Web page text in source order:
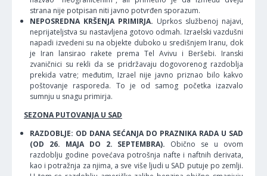
strana nije potpisan niti javno potvrđen sporazum.
NEPOSREDNA KRŠENJA PRIMIRJA. Uprkos službenoj najavi,
neprijateljstva su nastavljena gotovo odmah. Izraelski vazdušni
napadi izvedeni su na objekte duboko u središnjem Iranu, dok
je Iran lansirao rakete prema Tel Avivu i Beršebi. Iranski
zvaničnici su rekli da se pridržavaju dogovorenog razdoblja
prekida vatre; međutim, Izrael nije javno priznao bilo kakvo
poštovanje rasporeda. To je od samog početka izazvalo
sumnju u snagu primirja.
SEZONA PUTOVANJA U SAD
RAZDOBLJE: OD DANA SEĆANJA DO PRAZNIKA RADA U SAD
(OD 26. MAJA DO 2. SEPTEMBRA). Obično se u ovom
razdoblju godine povećava potrošnja nafte i naftnih derivata,
kao i potražnja za njima, a sve više ljudi u SAD putuje po zemlji.